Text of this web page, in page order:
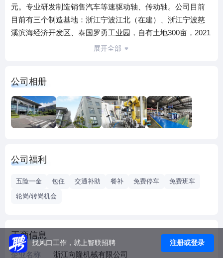
元。专业研发制造销售汽车等速驱动轴、传动轴。公司目前
目前有三个制造基地：浙江宁波江北（在建）、浙江宁波慈
溪滨海经济开发区、泰国罗勇工业园，自有土地300亩，2021
年年产值15亿，员工800余人。
IATF16949,CQI-9,ISO17025，VDA6.3,VDA6.5等认证。
公司产品在全地形车领域全球市场占有率第一，目前客户有
加拿大庞巴迪、美国北极星、美国本田、长城、广汽、一汽
大众、上汽大众、韩国瑞韩、北京现代，已开发成功美国福
展开全部
公司相册
公司福利
五险一金 包住 交通补助 餐补 免费停车
免费班车
轮岗/转岗机会
工商信息
企业名称 浙江向隆机械有限公司
找风口工作，就上智联招聘 注册或登录